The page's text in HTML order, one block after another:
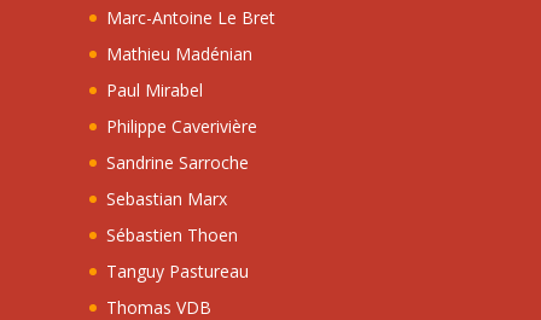
Marc-Antoine Le Bret
Mathieu Madénian
Paul Mirabel
Philippe Caverivière
Sandrine Sarroche
Sebastian Marx
Sébastien Thoen
Tanguy Pastureau
Thomas VDB